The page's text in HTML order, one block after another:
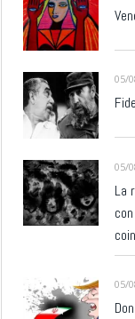
05/
05/
La
05/